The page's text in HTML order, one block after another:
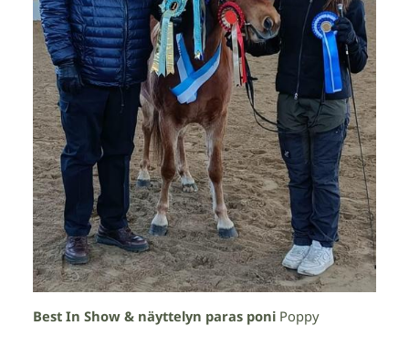
Best In Show & näyttelyn paras poniPoppy